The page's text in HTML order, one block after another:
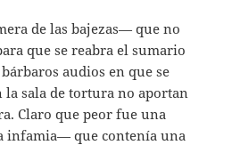
de las bajezas— que no
que se reabra el sumario
audios en que se
sala de tortura no aportan
Claro que peor fue una
infamia— que contenía una